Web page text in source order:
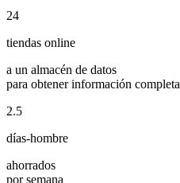
24
tiendas online
a un almacén de datos
para obtener información completa
2.5
días-hombre
ahorrados
por semana